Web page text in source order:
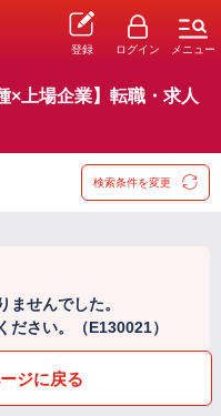
登録 ログイン メニュー
×上場企業】転職・求人
検索条件を変更
ませんでした。
ださい。（E130021）
ジに戻る